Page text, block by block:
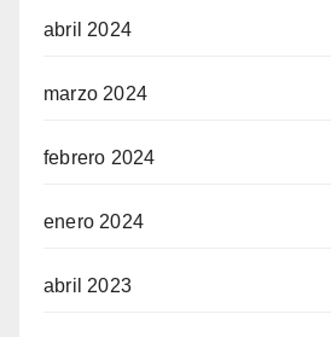
abril 2024
marzo 2024
febrero 2024
enero 2024
abril 2023